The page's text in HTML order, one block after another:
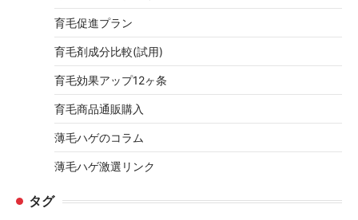
育毛促進プラン
育毛剤成分比較(試用)
育毛効果アップ12ヶ条
育毛商品通販購入
薄毛ハゲのコラム
薄毛ハゲ激選リンク
タグ